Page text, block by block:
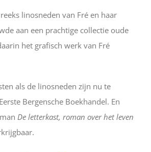
linosneden van Fré en haar
aan een prachtige collectie oude
het grafisch werk van Fré
als de linosneden zijn nu te
Bergensche Boekhandel. En
De letterkast, roman over het leven